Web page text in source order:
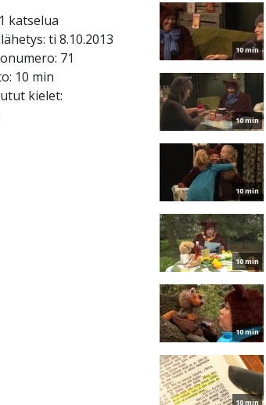
katselua
ti 8.10.2013
71
10 min
kielet:
10 min
10 min
10 min
10 min
10 min
10 min